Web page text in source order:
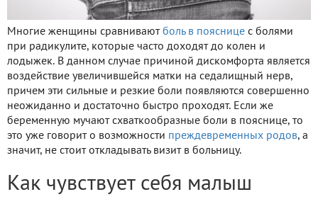
Многие женщины сравнивают боль в пояснице с болями
при радикулите, которые часто доходят до колен и
лодыжек. В данном случае причиной дискомфорта является
воздействие увеличившейся матки на седалищный нерв,
причем эти сильные и резкие боли появляются совершенно
неожиданно и достаточно быстро проходят. Если же
беременную мучают схваткообразные боли в пояснице, то
это уже говорит о возможности преждевременных родов, а
значит, не стоит откладывать визит в больницу.
Как чувствует себя малыш